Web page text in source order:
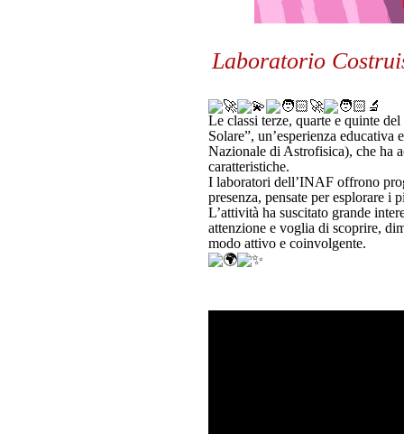
Laboratorio
Le classi terze, quarte e quinte
Solare”, un’esperienza
Nazionale di Astrofisica), che ha
caratteristiche.
I laboratori dell’INAF offrono
presenza, pensate per esplorare i
L’attività ha suscitato grande
attenzione e voglia di scoprire,
modo attivo e coinvolgente.